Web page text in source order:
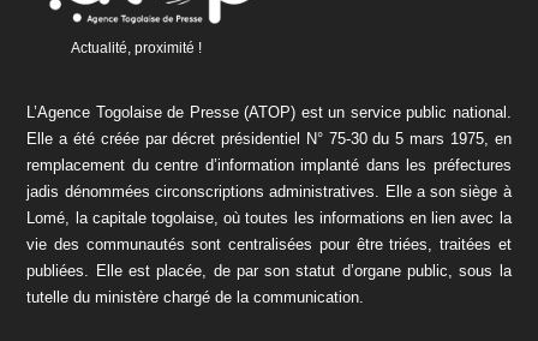
Actualité, proximité !
L’Agence Togolaise de Presse (ATOP) est un service public national.
Elle a été créée par décret présidentiel N° 75-30 du 5 mars 1975, en
remplacement du centre d’information implanté dans les préfectures
jadis dénommées circonscriptions administratives. Elle a son siège à
Lomé, la capitale togolaise, où toutes les informations en lien avec la
vie des communautés sont centralisées pour être triées, traitées et
publiées. Elle est placée, de par son statut d’organe public, sous la
tutelle du ministère chargé de la communication.